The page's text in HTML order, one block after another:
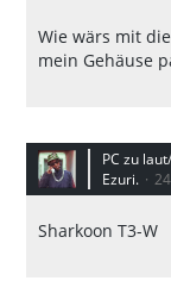
Wie wärs mit
mein Gehäuse
PC zu
Ezuri.
Sharkoon T3-W